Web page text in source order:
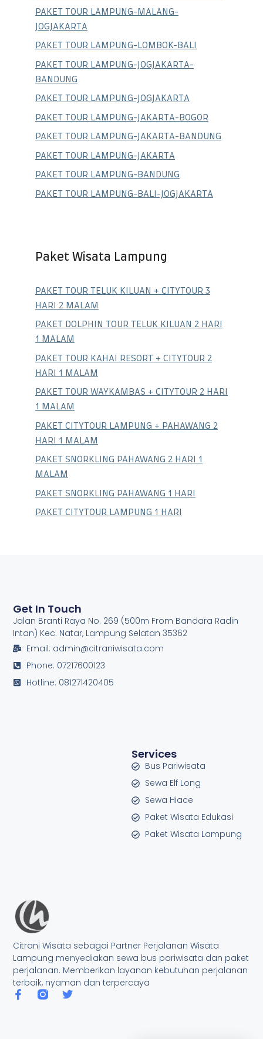
PAKET TOUR LAMPUNG-MALANG-
JOGJAKARTA
PAKET TOUR LAMPUNG-LOMBOK-BALI
PAKET TOUR LAMPUNG-JOGJAKARTA-
BANDUNG
PAKET TOUR LAMPUNG-JOGJAKARTA
PAKET TOUR LAMPUNG-JAKARTA-BOGOR
PAKET TOUR LAMPUNG-JAKARTA-BANDUNG
PAKET TOUR LAMPUNG-JAKARTA
PAKET TOUR LAMPUNG-BANDUNG
PAKET TOUR LAMPUNG-BALI-JOGJAKARTA
Paket Wisata Lampung
PAKET TOUR TELUK KILUAN + CITYTOUR 3
HARI 2 MALAM
PAKET DOLPHIN TOUR TELUK KILUAN 2 HARI
1 MALAM
PAKET TOUR KAHAI RESORT + CITYTOUR 2
HARI 1 MALAM
PAKET TOUR WAYKAMBAS + CITYTOUR 2 HARI
1 MALAM
PAKET CITYTOUR LAMPUNG + PAHAWANG 2
HARI 1 MALAM
PAKET SNORKLING PAHAWANG 2 HARI 1
MALAM
PAKET SNORKLING PAHAWANG 1 HARI
PAKET CITYTOUR LAMPUNG 1 HARI
Citrani Wisata sebagai Partner Perjalanan Wisata
Lampung menyediakan sewa bus pariwisata dan paket
perjalanan. Memberikan layanan kebutuhan perjalanan
terbaik, nyaman dan terpercaya
Services
Bus Pariwisata
Sewa Elf Long
Sewa Hiace
Paket Wisata Edukasi
Paket Wisata Lampung
Get In Touch
Jalan Branti Raya No. 269 (500m From Bandara Radin
Intan) Kec. Natar, Lampung Selatan 35362
Email: admin@citraniwisata.com
Phone: 07217600123
Hotline: 081271420405